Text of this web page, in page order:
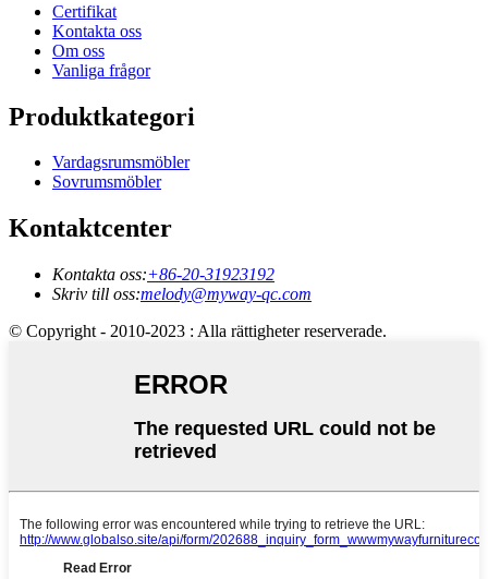
Certifikat
Kontakta oss
Om oss
Vanliga frågor
Produktkategori
Vardagsrumsmöbler
Sovrumsmöbler
Kontaktcenter
Kontakta oss:+86-20-31923192
Skriv till oss:melody@myway-qc.com
© Copyright - 2010-2023 : Alla rättigheter reserverade.